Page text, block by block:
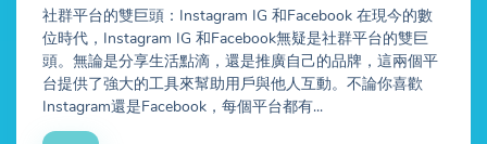
社群平台的雙巨頭：Instagram IG 和Facebook 在現今的數
位時代，Instagram IG 和Facebook無疑是社群平台的雙巨
頭。無論是分享生活點滴，還是推廣自己的品牌，這兩個平
台提供了強大的工具來幫助用戶與他人互動。不論你喜歡
Instagram還是Facebook，每個平台都有...